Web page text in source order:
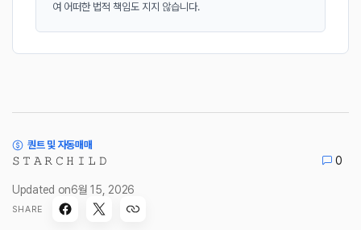
여 어떠한 법적 책임도 지지 않습니다.
퀀트 및 자동매매
𝚂 𝚃 𝙰 𝚁 𝙲 𝙷 𝙸 𝙻 𝙳 0
Updated on6월 15, 2026
SHARE